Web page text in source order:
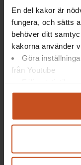
En del kakor är
fungera, och sätts
behöver ditt
kakorna använder
Göra
från Youtube
Analysera trafik
Du kan när som
Den är
deltagarna
sin egen
Här hittar du
Få snurr
Känns
omfattande?